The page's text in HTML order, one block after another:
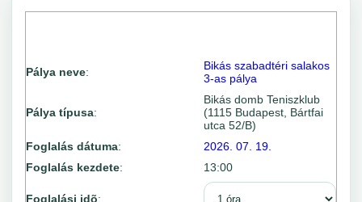
Pálya neve:
Bikás szabadtéri salakos
3-as pálya
Pálya típusa:
Bikás domb Teniszklub
(1115 Budapest, Bártfai
utca 52/B)
Foglalás dátuma:
2026. 07. 19.
Foglalás kezdete: 13:00
Foglalási idõ: